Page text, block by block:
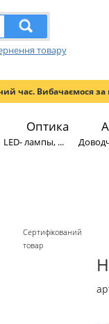
товару
час. Вибачаємося за
Оптика
LED- лампы, ...
Сертифікований
товар